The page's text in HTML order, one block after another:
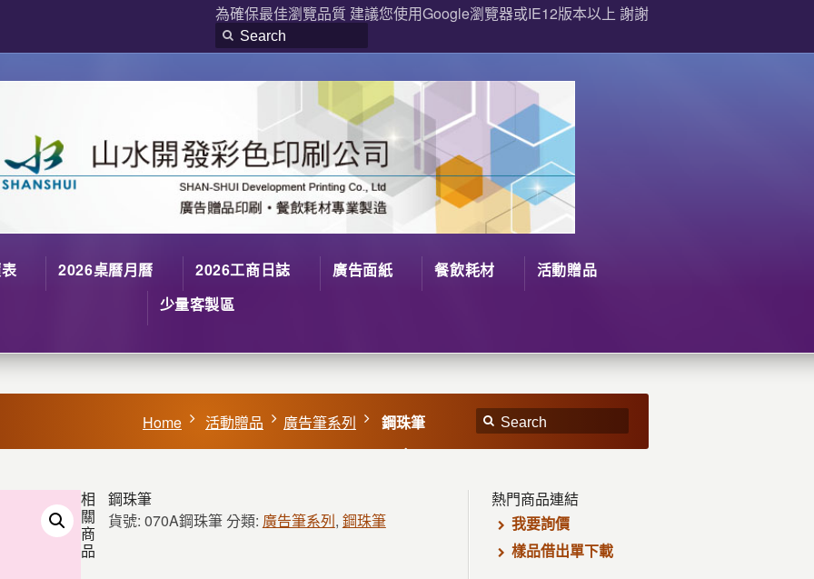
為確保最佳瀏覽品質 建議您使用Google瀏覽器或IE12版本以上 謝謝
2026桌曆月曆 2026工商日誌 廣告面紙 餐飲耗材
活動贈品
少量客製區
Home 活動贈品 廣告筆系列 鋼珠筆
鋼珠筆
貨號: 070A鋼珠筆分類: 廣告筆系列, 鋼珠筆
相
關
商
品
熱門商品連結
我要詢價
樣品借出單下載